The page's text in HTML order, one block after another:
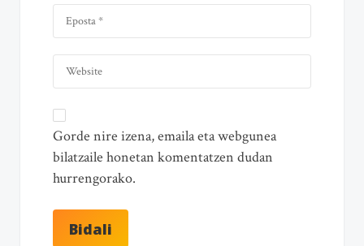
Gorde nire izena, emaila eta webgunea
bilatzaile honetan komentatzen dudan
hurrengorako.